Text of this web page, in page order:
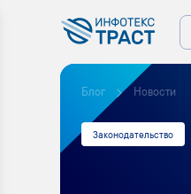
Блог Новости
Законодательство